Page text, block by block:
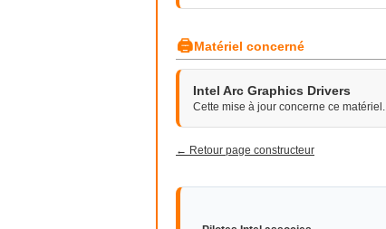
🖨Matériel concerné
Intel Arc Graphics Drivers
Cette mise à jour concerne ce matériel.
← Retour page constructeur